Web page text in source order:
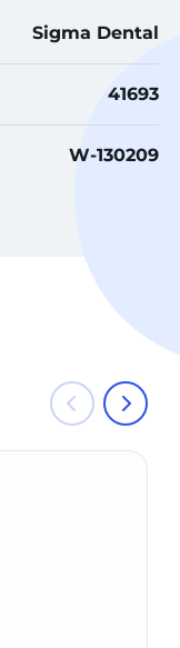
Sigma Dental
41693
W-130209